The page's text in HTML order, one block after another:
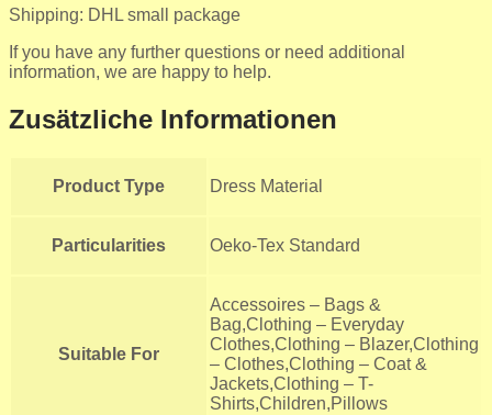
Shipping: DHL small package
If you have any further questions or need additional
information, we are happy to help.
Zusätzliche Informationen
Product Type Dress Material
Particularities Oeko-Tex Standard
Suitable For
Accessoires – Bags &
Bag,Clothing – Everyday
Clothes,Clothing – Blazer,Clothing
– Clothes,Clothing – Coat &
Jackets,Clothing – T-
Shirts,Children,Pillows